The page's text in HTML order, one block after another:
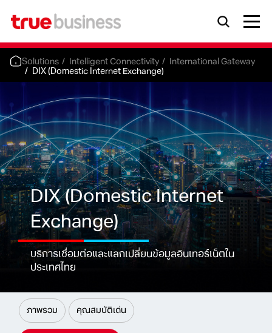
Solutions Intelligent Connectivity International Gateway
DIX(Domestic Internet Exchange)
DIX(Domestic Internet
Exchange)
บริการเชื่อมต่อและแลกเปลี่ยนข้อมูลอินเทอร์เน็ตใน
ประเทศไทย
ภาพรวม คุณสมบัติเด่น